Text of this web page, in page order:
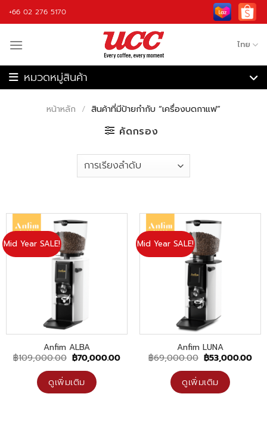
Skip
to
+66 02 276 5170
ไทย
อุปกรณ์กาแฟ
หน้าหลัก / สินค้าที่มีป้ายกำกับ “เครื่องบดกาแฟ”
คัดกรอง
Mid Year SALE!
Anfim ALBA
฿109,000.00 Original
price
was:
฿109,000.00.
฿70,000.00Current
ดูเพิ่มเติม
Mid Year SALE!
Anfim LUNA
฿69,000.00 Original
price
was:
฿69,000.00.
฿53,000.00
ดูเพิ่มเติม